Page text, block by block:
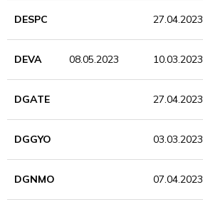
DESPC 27.04.2023
DEVA 08.05.2023 10.03.2023
DGATE 27.04.2023
DGGYO 03.03.2023
DGNMO 07.04.2023